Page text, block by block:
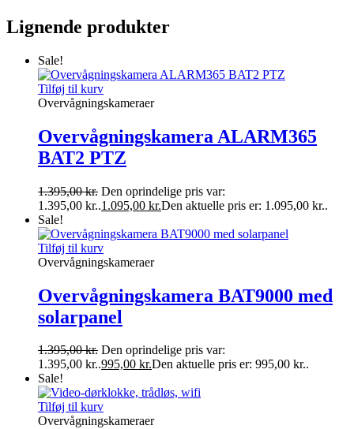
Lignende produkter
Sale!
Tilføj til kurv
Overvågningskameraer
Overvågningskamera ALARM365
BAT2 PTZ
1.395,00kr. Den oprindelige pris var:
1.395,00 kr..1.095,00 kr.Den aktuelle pris er: 1.095,00 kr..
Sale!
Tilføj til kurv
Overvågningskameraer
Overvågningskamera BAT9000 med
solarpanel
1.395,00kr. Den oprindelige pris var:
1.395,00 kr..995,00 kr.Den aktuelle pris er: 995,00 kr..
Sale!
Tilføj til kurv
Overvågningskameraer